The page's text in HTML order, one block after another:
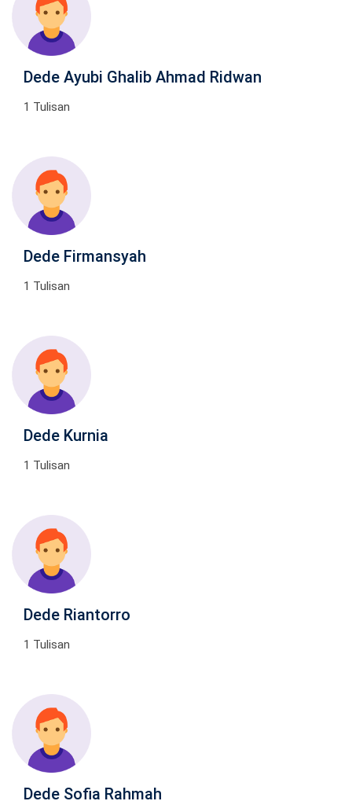
Dede Ayubi Ghalib Ahmad Ridwan
1 Tulisan
Dede Firmansyah
1 Tulisan
Dede Kurnia
1 Tulisan
Dede Riantorro
1 Tulisan
Dede Sofia Rahmah